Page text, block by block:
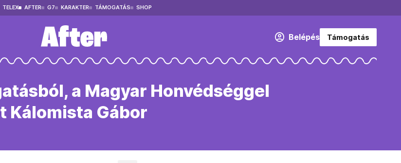
TELEX AFTER G7 KARAKTER TÁMOGATÁS SHOP
Belépés Támogatás
a Magyar Honvédséggel
Kálomista Gábor